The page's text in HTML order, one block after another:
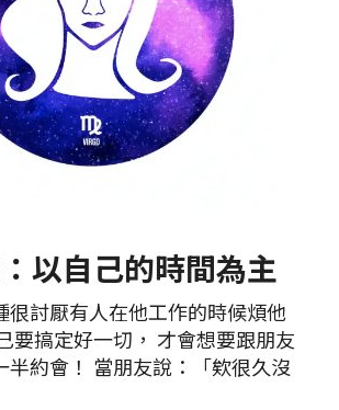
以自己的時間為主
很討厭有人在他工作的時候煩他
要搞定好一切， 才會想要跟朋友
半約會！ 當朋友說：「欸很久沒